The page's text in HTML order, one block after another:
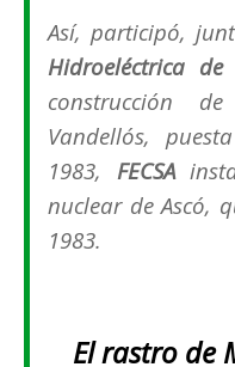
Así, participó,
Hidroeléctrica
construcción
Vandellós,
1983, FECSA
nuclear de Ascó,
1983.
El rastro de